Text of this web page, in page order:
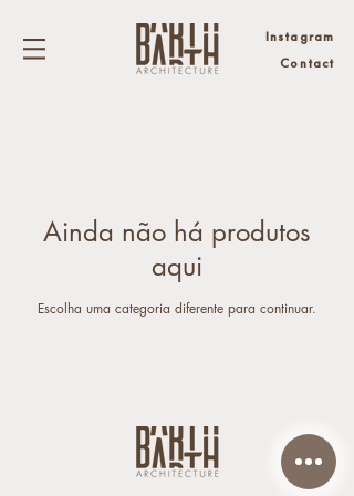
Instagram
Contact
Ainda não há produtos
aqui
Escolha uma categoria diferente para continuar.